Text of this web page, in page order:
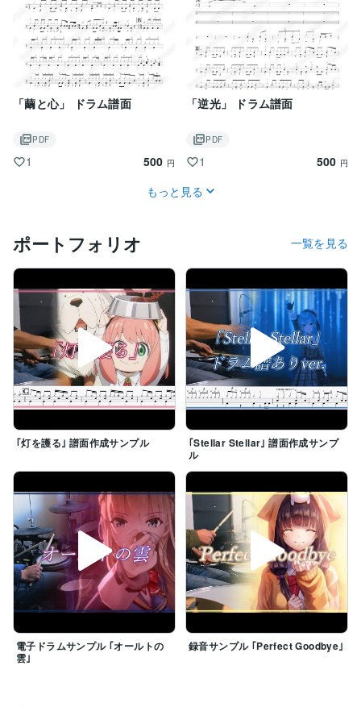
「繭と心」 ドラム譜面
PDF
1 500 円
「逆光」 ドラム譜面
PDF
1 500 円
もっと見る
ポートフォリオ 一覧を見る
｢灯を護る｣ 譜面作成サンプル
｢Stellar Stellar｣ 譜面作成サンプ
ル
電子ドラムサンプル ｢オールトの
雲｣
録音サンプル ｢Perfect Goodbye｣